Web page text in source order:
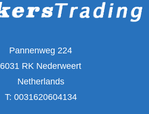
Pannenweg 224
6031 RK Nederweert
Netherlands
T: 0031620604134